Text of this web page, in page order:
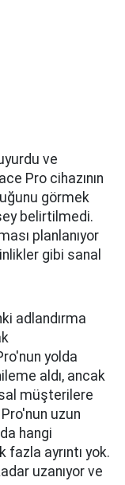
ve
Pro cihazının
görmek
belirtilmedi.
planlanıyor
gibi sanal
adlandırma
yolda
aldı, ancak
müşterilere
uzun
hangi
ayrıntı yok.
uzanıyor ve